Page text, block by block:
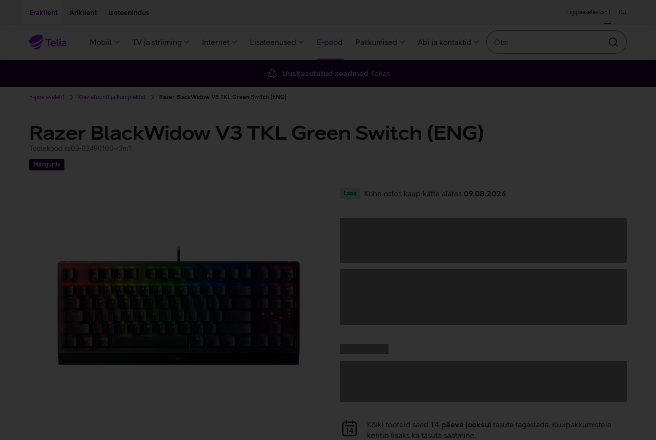
Eraklient Äriklient Iseteenindus LigipääsetavusET RU
Mobiil TV ja striiming Internet Lisateenused E-pood Pakkumised Abi ja kontaktid
Otsin
Uuskasutatud seadmed Telias
E-poe avaleht Klaviatuurid ja komplektid Razer BlackWidow V3 TKL Green Switch (ENG)
Razer BlackWidow V3 TKL Green Switch (ENG)
Tootekood: rz03-03490100-r3m1
Mängurile
Laos Kohe ostes kaup kätte alates 09.08.2026
Andmete
laadimine
Kõiki tooteid saad 14 päeva jooksul tasuta tagastada. Kuupakkumistele
kehtib lisaks ka tasuta saatmine.